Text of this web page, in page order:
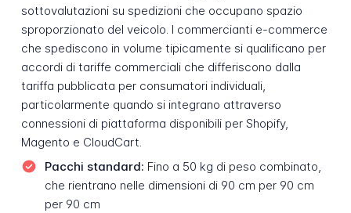
sottovalutazioni su spedizioni che occupano spazio
sproporzionato del veicolo. I commercianti e-commerce
che spediscono in volume tipicamente si qualificano per
accordi di tariffe commerciali che differiscono dalla
tariffa pubblicata per consumatori individuali,
particolarmente quando si integrano attraverso
connessioni di piattaforma disponibili per Shopify,
Magento e CloudCart.
Pacchi standard: Fino a 50 kg di peso combinato,
che rientrano nelle dimensioni di 90 cm per 90 cm
per 90 cm